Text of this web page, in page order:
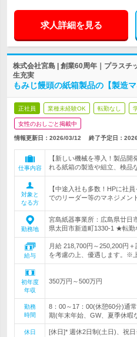
求人詳細を見る
株式会社宮島 | 創業60周年｜プラスチ
生充実
もみじ饅頭の紙箱製品の【製造
正社員 業種未経験OK 転勤なし
女性のおしごと掲載中
情報更新日：2026/03/12 終了予定日：
仕事内容
【新しい機械を導入！製品
れる紙箱の製造や組立、検品
対象と
なる方
【中途入社も多数！HPに社
でのリーダー等のマネジメン
勤務地
宮島紙器事業所：広島県廿日
県太田市新道町1330-1 ★転勤
給与
月給 218,700円～250,200円
を考慮の上、優遇します。※
初年度
年収
350万円～500万円
勤務
時間
8：00～17：00(休憩60分)通
期(年末年始、GW、夏季休暇
休日 [休日]* 週休2日制(土日)、祝